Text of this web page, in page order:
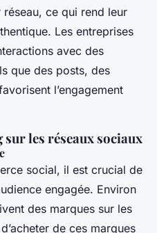
ce qui rend leur
Les entreprises
avec des
que des posts, des
l’engagement
les réseaux sociaux
social, il est crucial de
engagée. Environ
des marques sur les
de ces marques